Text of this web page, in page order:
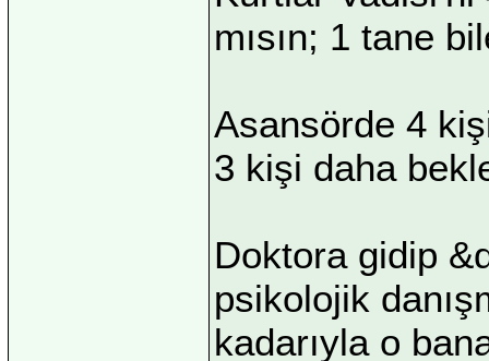
mısın; 1 tane
Asansörde 4
3 kişi daha
Doktora gidip
psikolojik
kadarıyla o